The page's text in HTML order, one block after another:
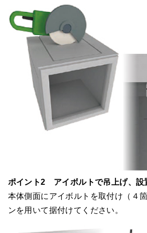
ポイント2 アイボルトで吊上げ、設
本体側面にアイボルトを取付け（４
ンを用いて据付けてください。